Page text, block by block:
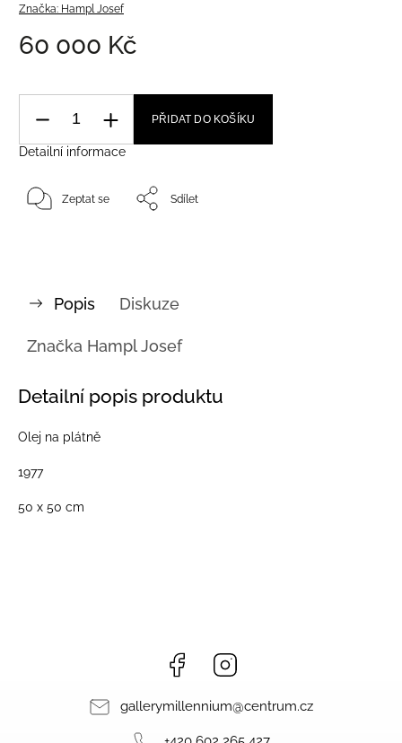
Značka: Hampl Josef
60 000 Kč
PŘIDAT DO KOŠÍKU
Detailní informace
Zeptat se Sdílet
Popis Diskuze
Značka Hampl Josef
Detailní popis produktu
Olej na plátně
1977
50 x 50 cm
Facebook
gallerymillennium@centrum.cz